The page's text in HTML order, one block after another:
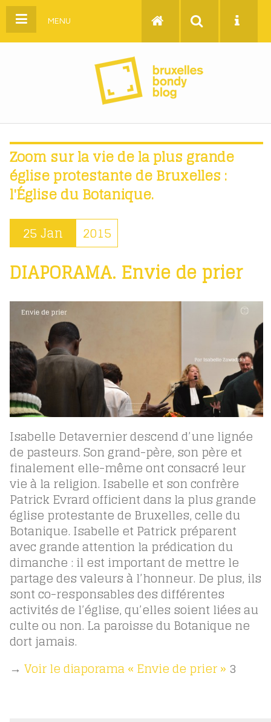
MENU
Zoom sur la vie de la plus grande
église protestante de Bruxelles :
l'Église du Botanique.
25 Jan 2015
DIAPORAMA. Envie de prier
Isabelle Detavernier descend d’une lignée
de pasteurs. Son grand-père, son père et
finalement elle-même ont consacré leur
vie à la religion. Isabelle et son confrère
Patrick Evrard officient dans la plus grande
église protestante de Bruxelles, celle du
Botanique. Isabelle et Patrick préparent
avec grande attention la prédication du
dimanche : il est important de mettre le
partage des valeurs à l’honneur. De plus, ils
sont co-responsables des différentes
activités de l’église, qu’elles soient liées au
culte ou non. La paroisse du Botanique ne
dort jamais.
→ Voir le diaporama « Envie de prier » 3